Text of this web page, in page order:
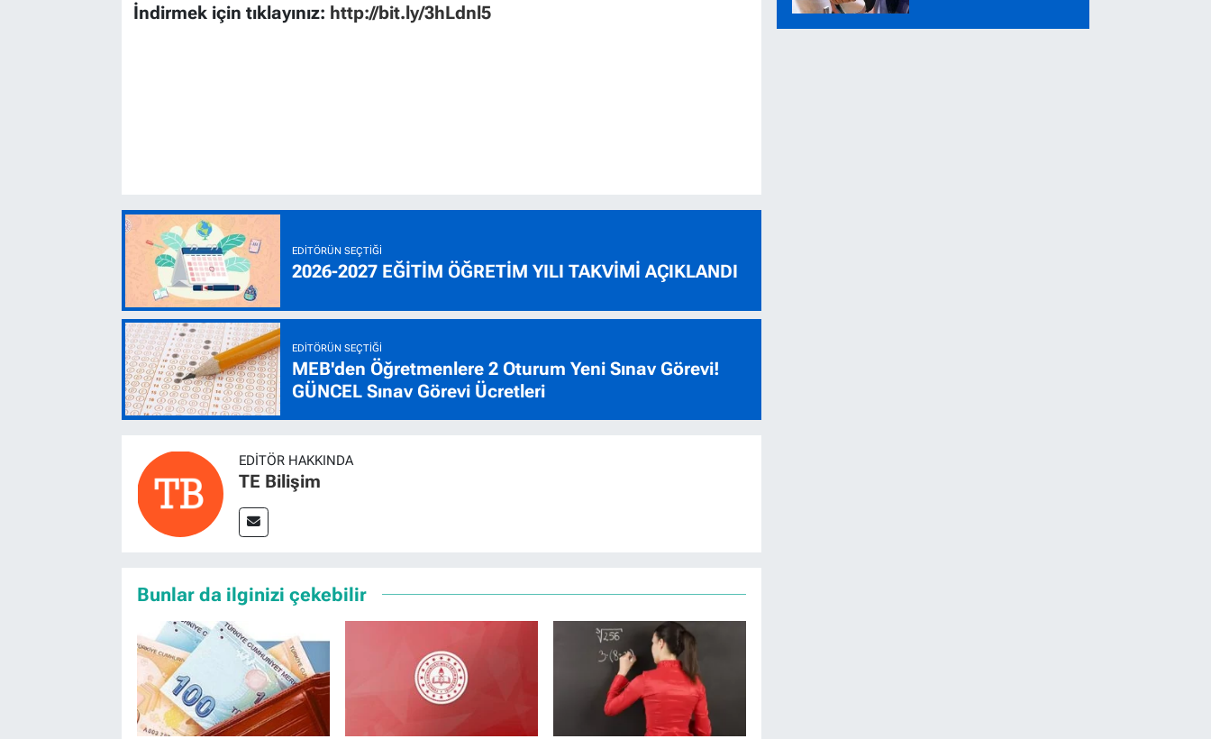
İndirmek için tıklayınız: http://bit.ly/3hLdnl5
EDITÖRÜN SEÇTIĞI
2026-2027 EĞİTİM ÖĞRETİM YILI TAKVİMİ AÇIKLANDI
EDITÖRÜN SEÇTIĞI
MEB'den Öğretmenlere 2 Oturum Yeni Sınav Görevi!
GÜNCEL Sınav Görevi Ücretleri
EDITÖR HAKKINDA
TE Bilişim
Bunlar da ilginizi çekebilir